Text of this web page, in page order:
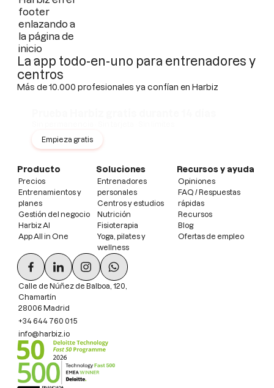
La app todo-en-uno para entrenadores y
centros
Más de 10.000 profesionales ya confían en Harbiz
Empieza gratis
Producto
Precios
Entrenamientos y
planes
Gestión del negocio
Harbiz AI
App All in One
Soluciones
Entrenadores
personales
Centros y estudios
Nutrición
Fisioterapia
Yoga, pilates y
wellness
Recursos y ayuda
Opiniones
FAQ / Respuestas
rápidas
Recursos
Blog
Ofertas de empleo
Calle de Núñez de Balboa, 120,
Chamartín
28006 Madrid
+34 644 760 015
info@harbiz.io